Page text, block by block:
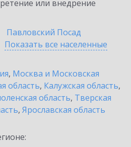
или внедрение
Павловский Посад
Показать все населенные
, Москва и Московская
область, Калужская область,
область, Тверская
, Ярославская область